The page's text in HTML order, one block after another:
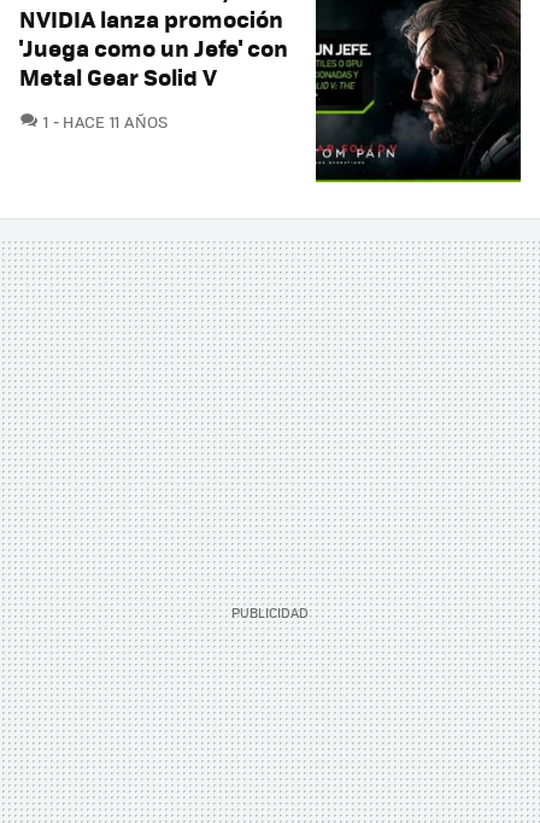
NVIDIA lanza promoción
'Juega como un Jefe' con
Metal Gear Solid V
1 COMENTARIOS
HACE 11 AÑOS